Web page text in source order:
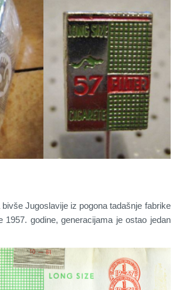
Jugoslavije iz pogona tadašnje fabrike
1957. godine, generacijama je ostao jedan